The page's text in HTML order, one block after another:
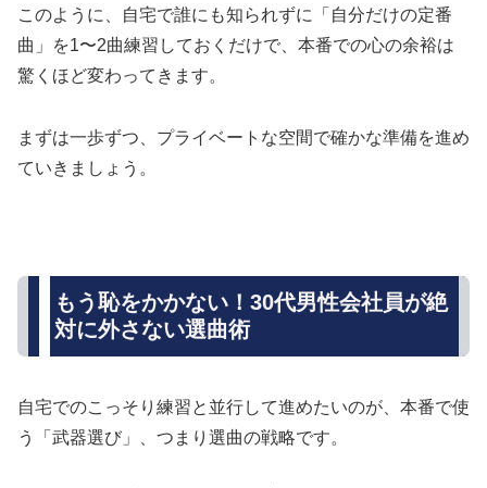
このように、自宅で誰にも知られずに「自分だけの定番
曲」を1〜2曲練習しておくだけで、本番での心の余裕は
驚くほど変わってきます。
まずは一歩ずつ、プライベートな空間で確かな準備を進め
ていきましょう。
もう恥をかかない！30代男性会社員が絶
対に外さない選曲術
自宅でのこっそり練習と並行して進めたいのが、本番で使
う「武器選び」、つまり選曲の戦略です。